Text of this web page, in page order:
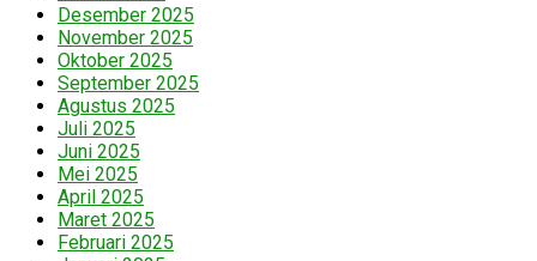
Desember 2025
November 2025
Oktober 2025
September 2025
Agustus 2025
Juli 2025
Juni 2025
Mei 2025
April 2025
Maret 2025
Februari 2025